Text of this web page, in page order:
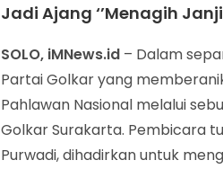
Jadi Ajang ‘’Menagih
SOLO, iMNews.id – Dalam
Partai Golkar yang
Pahlawan Nasional melalui
Golkar Surakarta. Pembicara
Purwadi, dihadirkan untuk